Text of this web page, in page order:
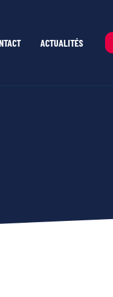
ACTUALITÉS